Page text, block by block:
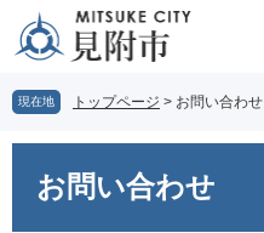
の
先
頭
ー
を
飛
現在地 トップページ > お問い合わせ
お問い合わせ